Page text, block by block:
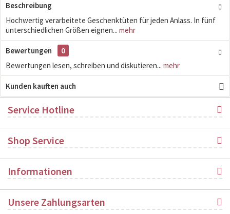
Beschreibung
Hochwertig verarbeitete Geschenktüten für jeden Anlass. In fünf
unterschiedlichen Größen eignen... mehr
Bewertungen
0
Bewertungen lesen, schreiben und diskutieren... mehr
Kunden kauften auch
Service Hotline
Shop Service
Informationen
Unsere Zahlungsarten